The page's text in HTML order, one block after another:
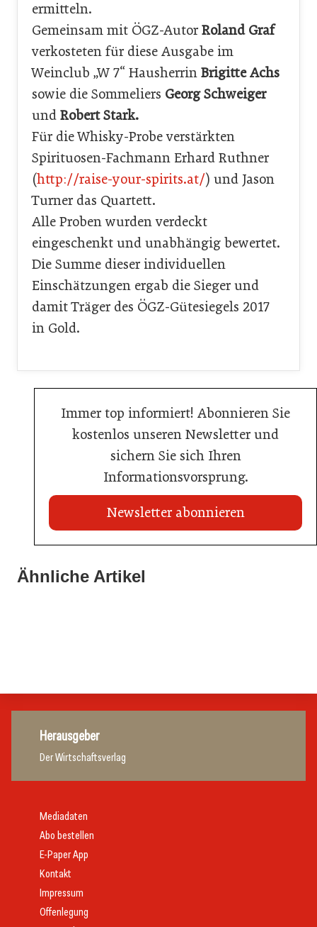
ermitteln.
Gemeinsam mit ÖGZ-Autor Roland Graf
verkosteten für diese Ausgabe im
Weinclub „W 7“ Hausherrin Brigitte Achs
sowie die Sommeliers Georg Schweiger
und Robert Stark.
Für die Whisky-Probe verstärkten
Spirituosen-Fachmann Erhard Ruthner
(http://raise-your-spirits.at/) und Jason
Turner das Quartett.
Alle Proben wurden verdeckt
eingeschenkt und unabhängig bewertet.
Die Summe dieser individuellen
Einschätzungen ergab die Sieger und
damit Träger des ÖGZ-Gütesiegels 2017
in Gold.
Immer top informiert! Abonnieren Sie
kostenlos unseren Newsletter und
sichern Sie sich Ihren
Informationsvorsprung.
Newsletter abonnieren
Ähnliche Artikel
20. Juli 2026
03. Juni 2026
Herausgeber
Der Wirtschaftsverlag
Mediadaten
Abo bestellen
E-Paper App
Kontakt
Impressum
Offenlegung